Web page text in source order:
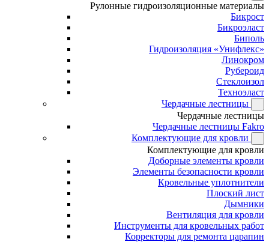
Рулонные гидроизоляционные материалы
Бикрост
Бикроэласт
Биполь
Гидроизоляция «Унифлекс»
Линокром
Рубероид
Стеклоизол
Техноэласт
Чердачные лестницы
Чердачные лестницы
Чердачные лестницы Fakro
Комплектующие для кровли
Комплектующие для кровли
Доборные элементы кровли
Элементы безопасности кровли
Кровельные уплотнители
Плоский лист
Дымники
Вентиляция для кровли
Инструменты для кровельных работ
Корректоры для ремонта царапин